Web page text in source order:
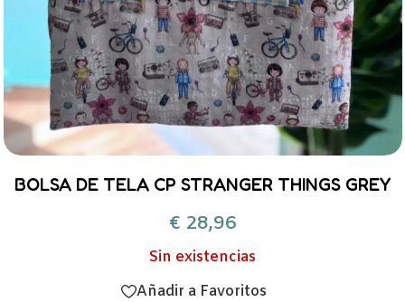
BOLSA DE TELA CP STRANGER THINGS GREY
€28,96
Sin existencias
Añadir a Favoritos